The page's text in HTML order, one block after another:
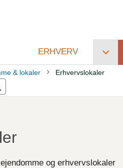
ERHVERV
& lokaler Erhvervslokaler
og erhvervslokaler